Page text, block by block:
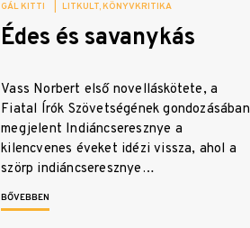
GÁL KITTI LITKULT KÖNYVKRITIKA
Édes és savanykás
Vass Norbert első novelláskötete, a
Fiatal Írók Szövetségének gondozásában
megjelent Indiáncseresznye a
kilencvenes éveket idézi vissza, ahol a
szörp indiáncseresznye…
BŐVEBBEN